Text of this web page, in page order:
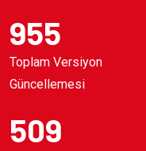
955
Toplam Versiyon
Güncellemesi
509